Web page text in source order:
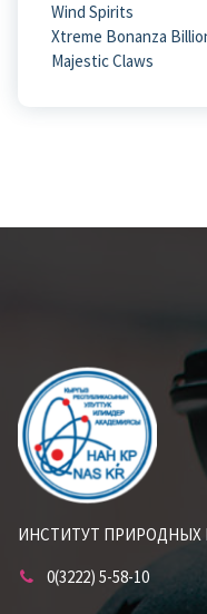
Wind Spirits
Xtreme Bonanza
Majestic Claws
ИНСТИТУТ ПРИРОДНЫХ
0(3222) 5-58-10